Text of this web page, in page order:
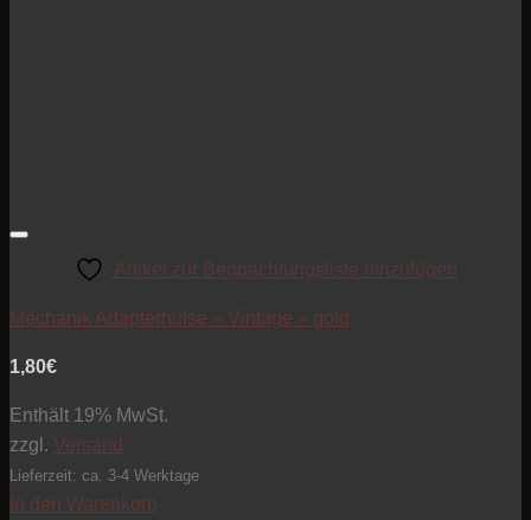
Artikel zur Beobachtungsliste hinzufügen
Mechanik Adapterhülse – Vintage – gold
1,80€
Enthält 19% MwSt.
zzgl. Versand
Lieferzeit: ca. 3-4 Werktage
In den Warenkorb